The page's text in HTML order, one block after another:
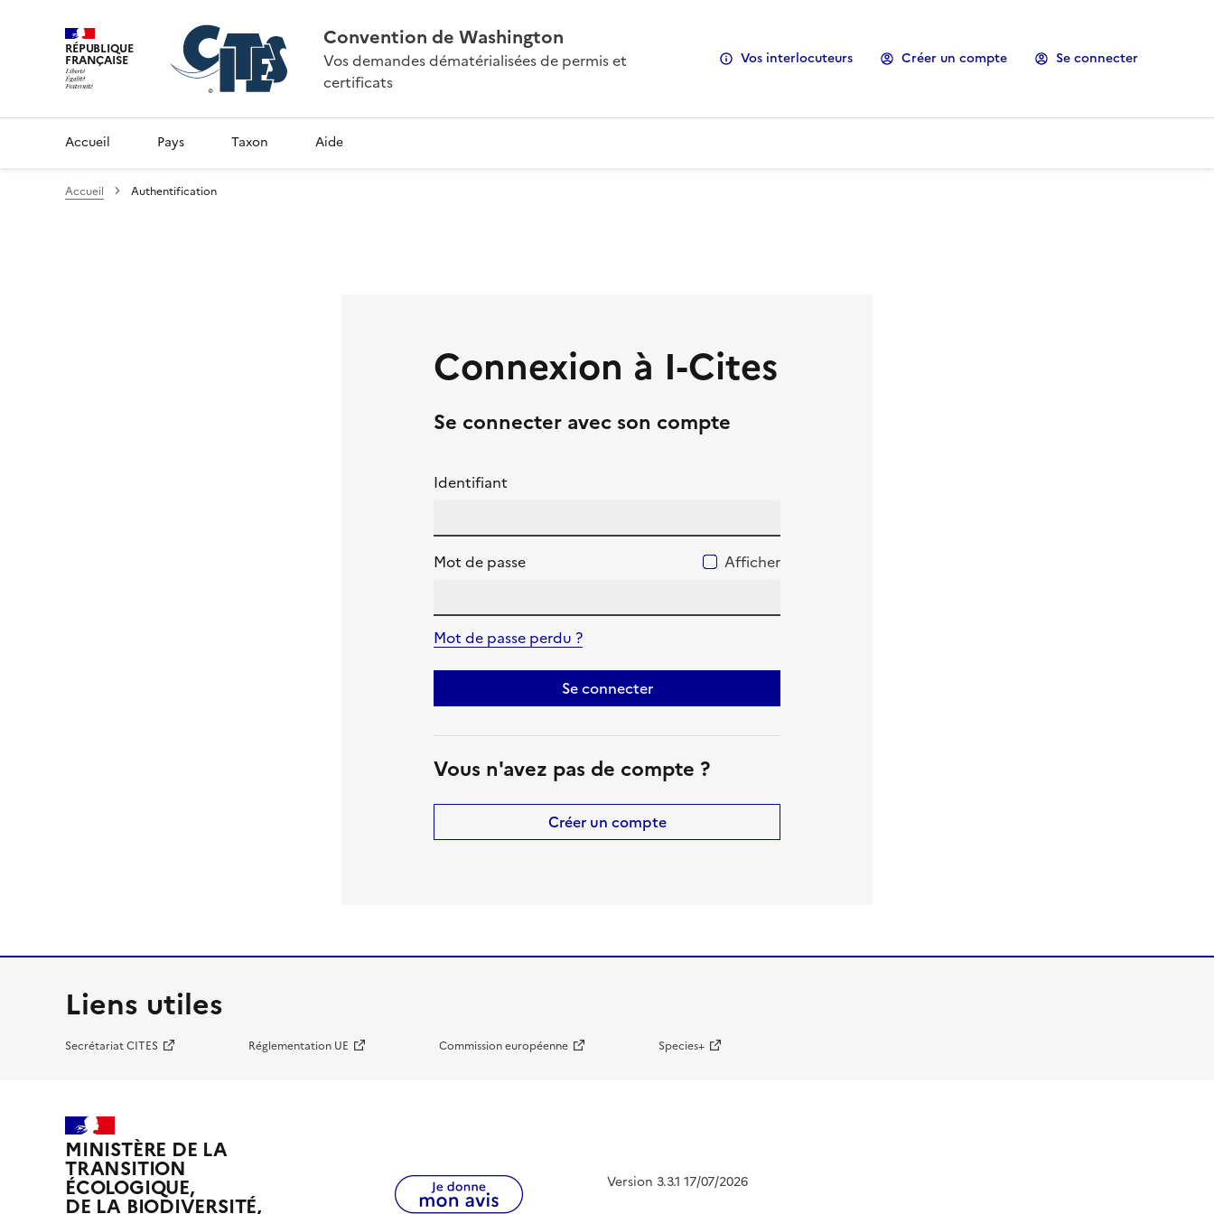
RÉPUBLIQUE
FRANÇAISE
Convention de Washington
Vos demandes dématérialisées de permis et
certificats
Vos interlocuteurs Créer un compte Se connecter
Accueil Pays Taxon Aide
Accueil Authentification
Connexion à I-Cites
Se connecter avec son compte
Identifiant
Mot de passe Afficher
Mot de passe perdu ?
Se connecter
Vous n'avez pas de compte ?
Créer un compte
Liens utiles
Secrétariat CITES Réglementation UE Commission européenne Species+
MINISTÈRE DE LA
TRANSITION
ÉCOLOGIQUE,
DE LA BIODIVERSITÉ,
Version 3.3.1 17/07/2026